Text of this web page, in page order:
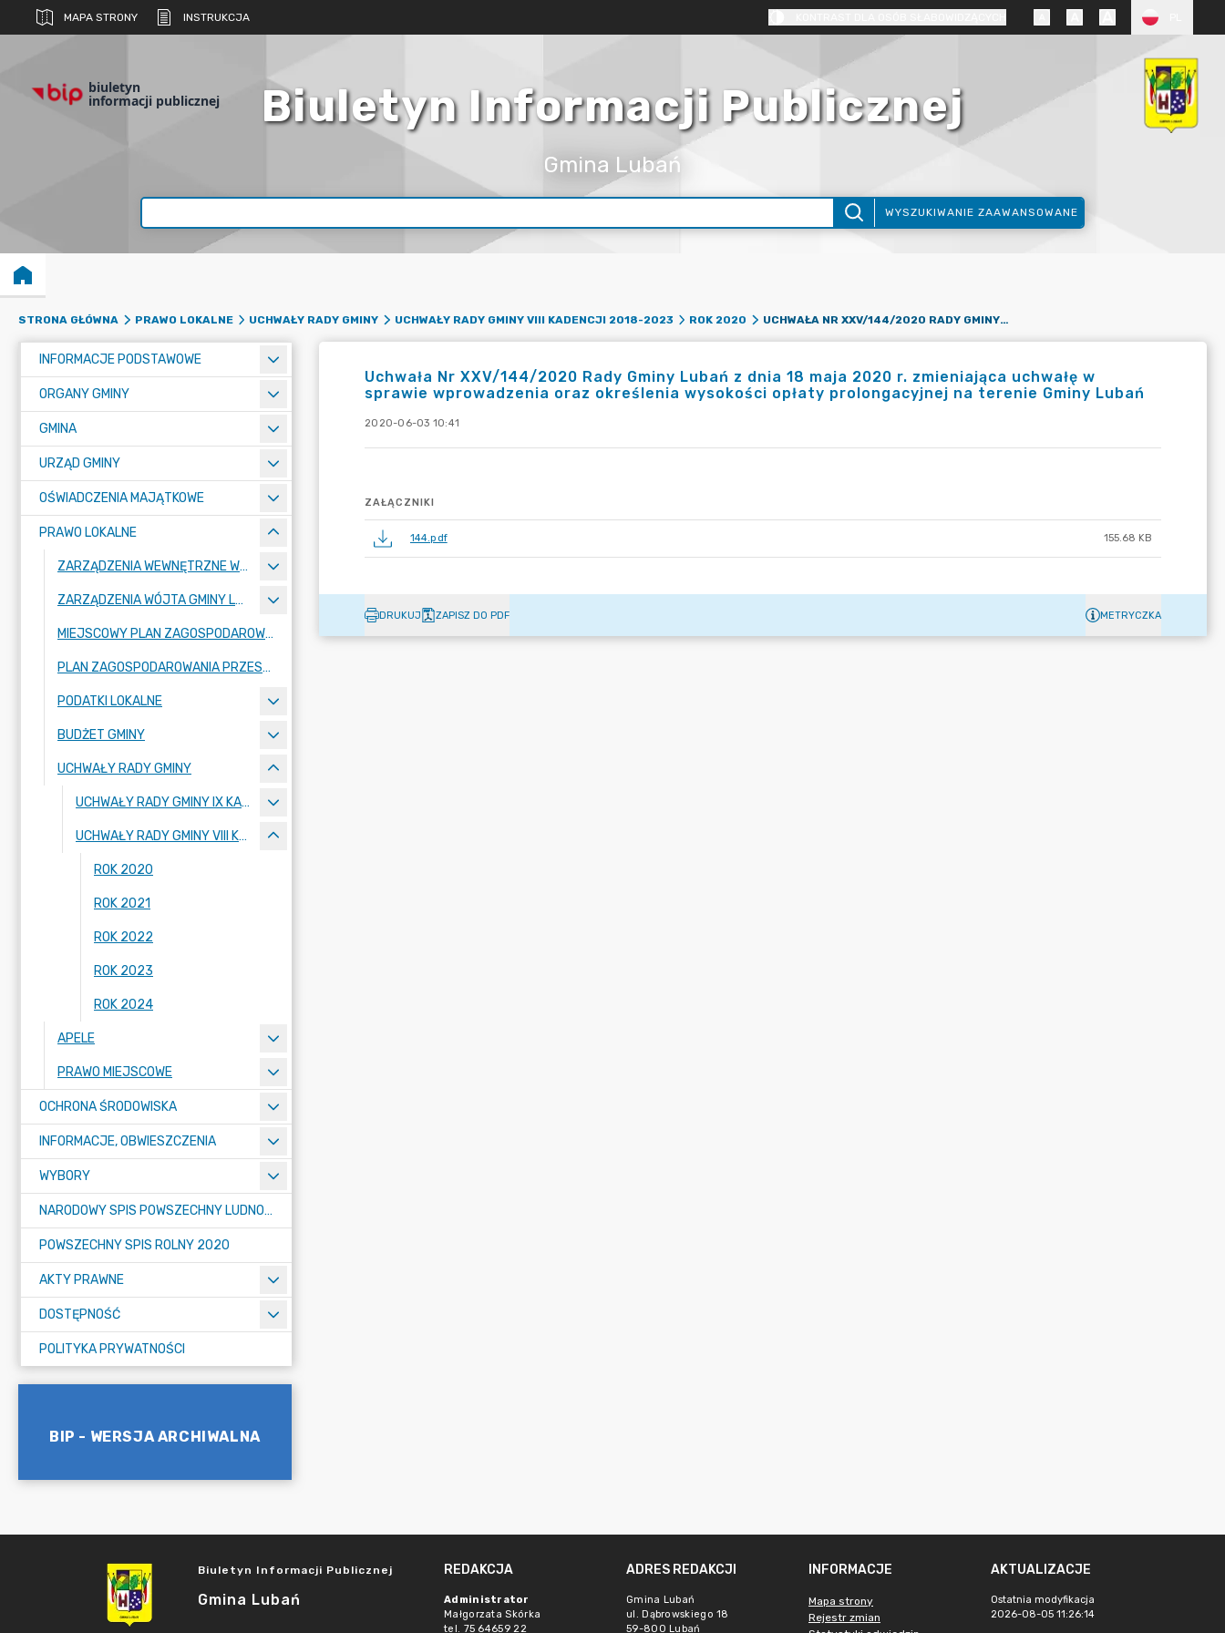
MAPA STRONY INSTRUKCJA
biuletyn
informacji publicznej Biuletyn Informacji Publicznej
Gmina Lubań
WYSZUKIWANIE ZAAWANSOWANE
STRONA GŁÓWNA PRAWO LOKALNE UCHWAŁY RADY GMINY UCHWAŁY RADY GMINY VIII KADENCJI 2018-2023 ROK 2020 UCHWAŁA NR XXV/144/2020 RADY GMINY LUBAŃ Z DNIA 18 MAJA 2020 R. ZMIENIAJĄCA UCHWAŁĘ W SPRAWIE WPROWADZENIA ORAZ OKREŚLENIA WYSOKOŚCI OPŁATY PROLONGACYJNEJ NA TERENIE GMINY LUBAŃ
INFORMACJE PODSTAWOWE
ORGANY GMINY
GMINA
URZĄD GMINY
OŚWIADCZENIA MAJĄTKOWE
PRAWO LOKALNE
ZARZĄDZENIA WEWNĘTRZNE WÓJTA GMINY LUBAŃ
ZARZĄDZENIA WÓJTA GMINY LUBAŃ
MIEJSCOWY PLAN ZAGOSPODAROWANIA PRZESTRZENNEGO
PLAN ZAGOSPODAROWANIA PRZESTRZENNEGO
PODATKI LOKALNE
BUDŻET GMINY
UCHWAŁY RADY GMINY
UCHWAŁY RADY GMINY IX KADENCJI 2024-2029
UCHWAŁY RADY GMINY VIII KADENCJI 2018-2023
ROK 2020
ROK 2021
ROK 2022
ROK 2023
ROK 2024
APELE
PRAWO MIEJSCOWE
OCHRONA ŚRODOWISKA
INFORMACJE, OBWIESZCZENIA
WYBORY
NARODOWY SPIS POWSZECHNY LUDNOŚCI I MIESZKAŃ W 2021
POWSZECHNY SPIS ROLNY 2020
AKTY PRAWNE
DOSTĘPNOŚĆ
POLITYKA PRYWATNOŚCI
BIP - WERSJA ARCHIWALNA
Uchwała Nr XXV/144/2020 Rady Gminy Lubań z dnia 18 maja 2020 r. zmieniająca uchwałę w
sprawie wprowadzenia oraz określenia wysokości opłaty prolongacyjnej na terenie Gminy Lubań
2020-06-03 10:41
ZAŁĄCZNIKI
144.pdf 155.68 KB
DRUKUJ ZAPISZ DO PDF METRYCZKA
Biuletyn Informacji Publicznej
Gmina Lubań
REDAKCJA
Administrator
Małgorzata Skórka
tel. 75 64659 22
ADRES REDAKCJI
Gmina Lubań
ul. Dąbrowskiego 18
59-800 Lubań
INFORMACJE
Mapa strony
Rejestr zmian
AKTUALIZACJE
Ostatnia modyfikacja
2026-08-05 11:26:14